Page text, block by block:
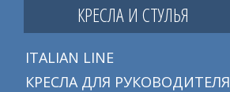
КРЕСЛА И СТУЛЬЯ
ITALIAN LINE
КРЕСЛА ДЛЯ РУКОВОДИТЕЛЯ